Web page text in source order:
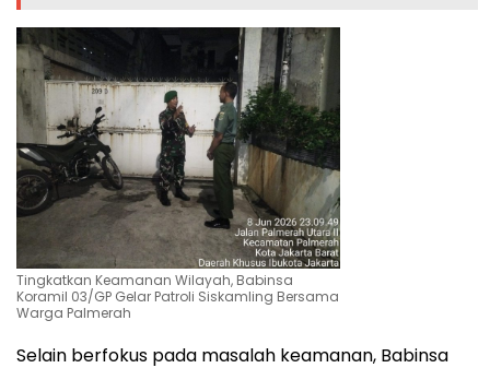
Tingkatkan Keamanan Wilayah, Babinsa
Koramil 03/GP Gelar Patroli Siskamling Bersama
Warga Palmerah
Selain berfokus pada masalah keamanan, Babinsa